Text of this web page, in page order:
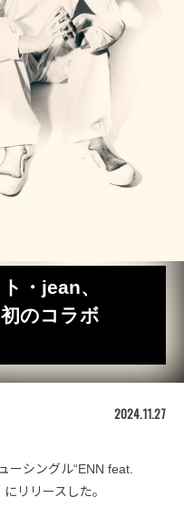
・jean、
のコラボ
2024.11.27
ーシングル“ENN feat.
リリースした。